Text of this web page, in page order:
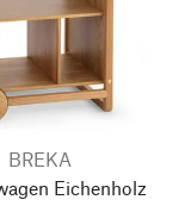
BREKA
Eichenholz